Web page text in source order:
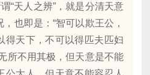
“天人之辨”，就是分清天意
也即是：“智可以欺王公，
得天下，不可以得匹夫匹妇
所不用其极，但天意是不能